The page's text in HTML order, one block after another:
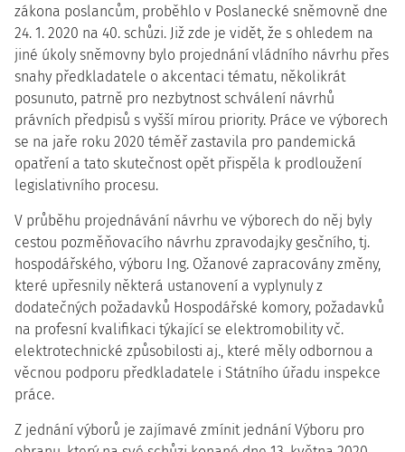
zákona poslancům, proběhlo v Poslanecké sněmovně dne
24. 1. 2020 na 40. schůzi. Již zde je vidět, že s ohledem na
jiné úkoly sněmovny bylo projednání vládního návrhu přes
snahy předkladatele o akcentaci tématu, několikrát
posunuto, patrně pro nezbytnost schválení návrhů
právních předpisů s vyšší mírou priority. Práce ve výborech
se na jaře roku 2020 téměř zastavila pro pandemická
opatření a tato skutečnost opět přispěla k prodloužení
legislativního procesu.
V průběhu projednávání návrhu ve výborech do něj byly
cestou pozměňovacího návrhu zpravodajky gesčního, tj.
hospodářského, výboru Ing. Ožanové zapracovány změny,
které upřesnily některá ustanovení a vyplynuly z
dodatečných požadavků Hospodářské komory, požadavků
na profesní kvalifikaci týkající se elektromobility vč.
elektrotechnické způsobilosti aj., které měly odbornou a
věcnou podporu předkladatele i Státního úřadu inspekce
práce.
Z jednání výborů je zajímavé zmínit jednání Výboru pro